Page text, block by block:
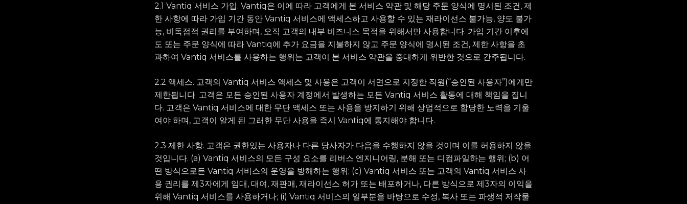
2.1 Vantiq 서비스 가입. Vantiq은 이에 따라 고객에게 본 서비스 약관 및 해당 주문 양식에 명시된 조건, 제
한 사항에 따라 가입 기간 동안 Vantiq 서비스에 액세스하고 사용할 수 있는 재라이선스 불가능, 양도 불가
능, 비독점적 권리를 부여하며, 오직 고객의 내부 비즈니스 목적을 위해서만 사용합니다. 가입 기간 이후에
도 또는 주문 양식에 따라 Vantiq에 추가 요금을 지불하지 않고 주문 양식에 명시된 조건, 제한 사항을 초
과하여 Vantiq 서비스를 사용하는 행위는 고객이 본 서비스 약관을 중대하게 위반한 것으로 간주됩니다.
2.2 액세스. 고객의 Vantiq 서비스 액세스 및 사용은 고객이 서면으로 지정한 직원(“승인된 사용자”)에게만
제한됩니다. 고객은 모든 승인된 사용자 계정에서 발생하는 모든 Vantiq 서비스 활동에 대해 책임을 집니
다. 고객은 Vantiq 서비스에 대한 무단 액세스 또는 사용을 방지하기 위해 상업적으로 합당한 노력을 기울
여야 하며, 고객이 알게 된 그러한 무단 사용을 즉시 Vantiq에 통지해야 합니다.
2.3 제한 사항. 고객은 권한있는 사용자나 다른 당사자가 다음을 수행하지 않을 것이며 이를 허용하지 않을
것입니다. (a) Vantiq 서비스의 모든 구성 요소를 리버스 엔지니어링, 분해 또는 디컴파일하는 행위; (b) 어
떤 방식으로든 Vantiq 서비스의 운영을 방해하는 행위; (c) Vantiq 서비스 또는 고객의 Vantiq 서비스 사
용 권리를 제3자에게 임대, 대여, 재판매, 재라이선스 허가 또는 배포하거나, 다른 방식으로 제3자의 이익을
위해 Vantiq 서비스를 사용하거나; (i) Vantiq 서비스의 일부분을 바탕으로 수정, 복사 또는 파생적 저작물